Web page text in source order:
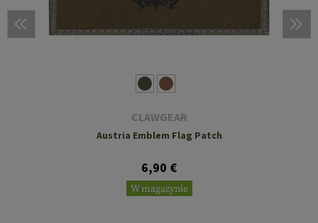
CLAWGEAR
Austria Emblem Flag Patch
6,90 €
W magazynie